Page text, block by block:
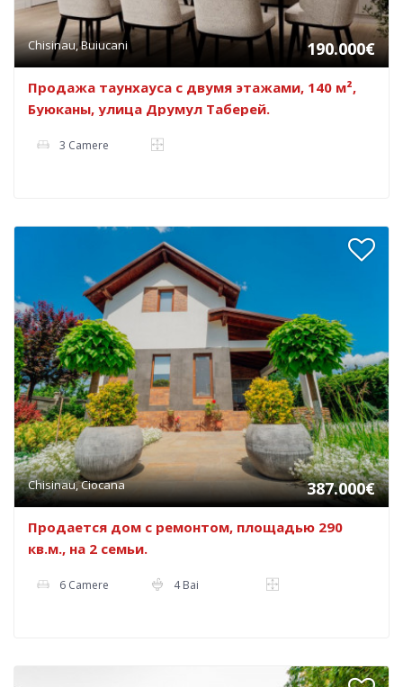
Chisinau, Buiucani 190.000€
Продажа таунхауса с двумя этажами, 140 м²,
Буюканы, улица Друмул Таберей.
3 Camere
Chisinau, Ciocana 387.000€
Продается дом с ремонтом, площадью 290
кв.м., на 2 семьи.
6 Camere 4 Bai